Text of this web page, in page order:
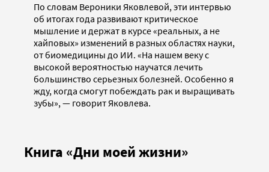
По словам Вероники Яковлевой, эти интервью
об итогах года развивают критическое
мышление и держат в курсе «реальных, а не
хайповых» изменений в разных областях науки,
от биомедицины до ИИ. «На нашем веку с
высокой вероятностью научатся лечить
большинство серьезных болезней. Особенно я
жду, когда смогут побеждать рак и выращивать
зубы», — говорит Яковлева.
Книга «Дни моей жизни»